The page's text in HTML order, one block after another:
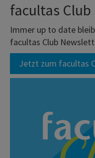
facultas
Immer up to date
facultas Club
Jetzt zum facultas